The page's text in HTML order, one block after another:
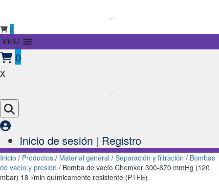
0
Primary
Menu
MENU
0
x
Inicio de sesión | Registro
Inicio / Productos / Material general / Separación y filtración / Bombas
de vacío y presión / Bomba de vacío Chemker 300-670 mmHg (120
mbar) 18 l/min químicamente resistente (PTFE)